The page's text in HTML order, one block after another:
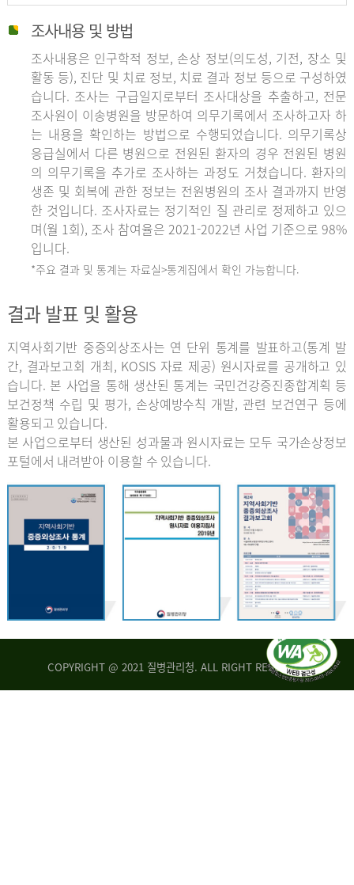
조사내용 및 방법
조사내용은 인구학적 정보, 손상 정보(의도성, 기전, 장소 및
활동 등), 진단 및 치료 정보, 치료 결과 정보 등으로 구성하였
습니다. 조사는 구급일지로부터 조사대상을 추출하고, 전문
조사원이 이송병원을 방문하여 의무기록에서 조사하고자 하
는 내용을 확인하는 방법으로 수행되었습니다. 의무기록상
응급실에서 다른 병원으로 전원된 환자의 경우 전원된 병원
의 의무기록을 추가로 조사하는 과정도 거쳤습니다. 환자의
생존 및 회복에 관한 정보는 전원병원의 조사 결과까지 반영
한 것입니다. 조사자료는 정기적인 질 관리로 정제하고 있으
며(월 1회), 조사 참여율은 2021-2022년 사업 기준으로 98%
입니다.
*주요 결과 및 통계는 자료실>통계집에서 확인 가능합니다.
결과 발표 및 활용
지역사회기반 중증외상조사는 연 단위 통계를 발표하고(통계 발
간, 결과보고회 개최, KOSIS 자료 제공) 원시자료를 공개하고 있
습니다. 본 사업을 통해 생산된 통계는 국민건강증진종합계획 등
보건정책 수립 및 평가, 손상예방수칙 개발, 관련 보건연구 등에
활용되고 있습니다.
본 사업으로부터 생산된 성과물과 원시자료는 모두 국가손상정보
포털에서 내려받아 이용할 수 있습니다.
COPYRIGHT @ 2021 질병관리청. ALL RIGHT RESERVED